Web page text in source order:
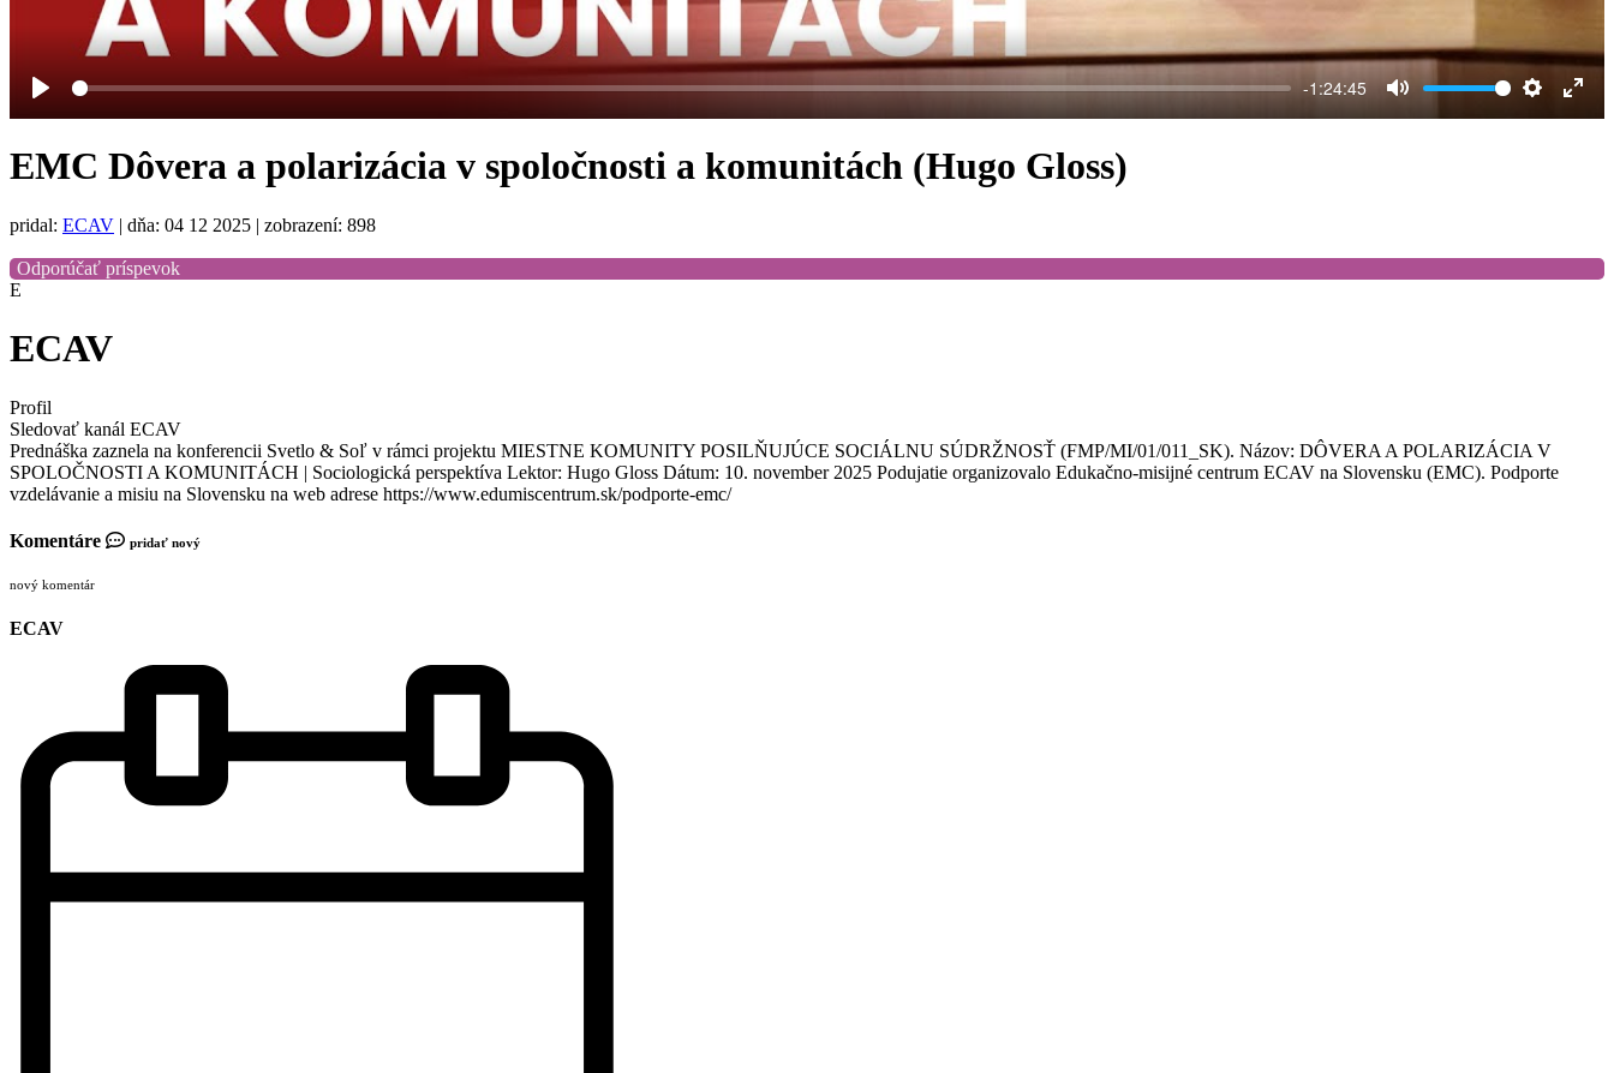
Play
-1:24:45
Mute Settings
EMC Dôvera a polarizácia v spoločnosti a komunitách (Hugo Gloss)
pridal: ECAV | dňa: 04 12 2025 | zobrazení: 898
Odporúčať príspevok
E
ECAV
Profil
Sledovať kanál ECAV
Prednáška zaznela na konferencii Svetlo & Soľ v rámci projektu MIESTNE KOMUNITY POSILŇUJÚCE SOCIÁLNU SÚDRŽNOSŤ (FMP/MI/01/011_SK). Názov: DÔVERA A POLARIZÁCIA V
SPOLOČNOSTI A KOMUNITÁCH | Sociologická perspektíva Lektor: Hugo Gloss Dátum: 10. november 2025 Podujatie organizovalo Edukačno-misijné centrum ECAV na Slovensku (EMC). Podporte
vzdelávanie a misiu na Slovensku na web adrese https://www.edumiscentrum.sk/podporte-emc/
Komentáre pridať nový
nový komentár
ECAV